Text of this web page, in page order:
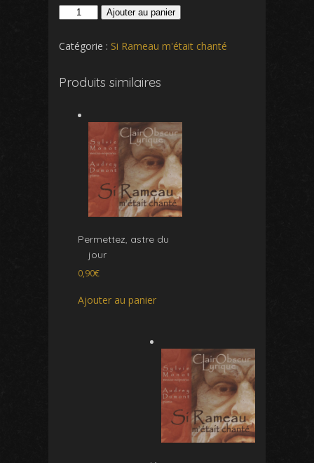
quantité
Hymne
nuit
Ajouter au panier
Catégorie : Si Rameau m'était chanté
Produits similaires
Permettez, astre du
jour
0,90€
Ajouter au panier